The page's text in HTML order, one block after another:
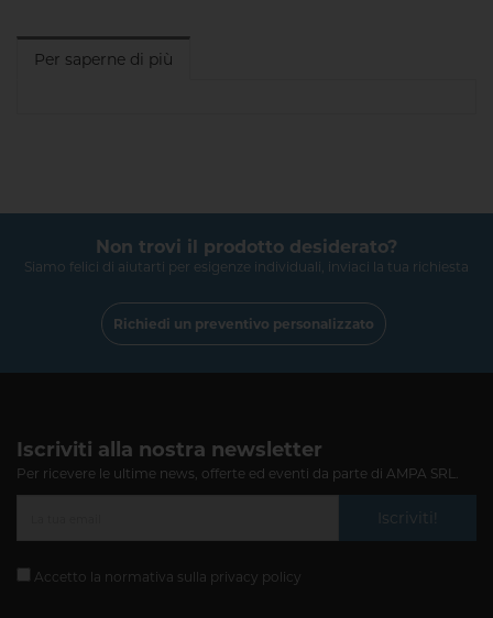
Per saperne di più
Non trovi il prodotto desiderato?
Siamo felici di aiutarti per esigenze individuali, inviaci la tua richiesta
Richiedi un preventivo personalizzato
Iscriviti alla nostra newsletter
Per ricevere le ultime news, offerte ed eventi da parte di AMPA SRL.
Iscriviti!
Accetto la normativa sulla privacy policy